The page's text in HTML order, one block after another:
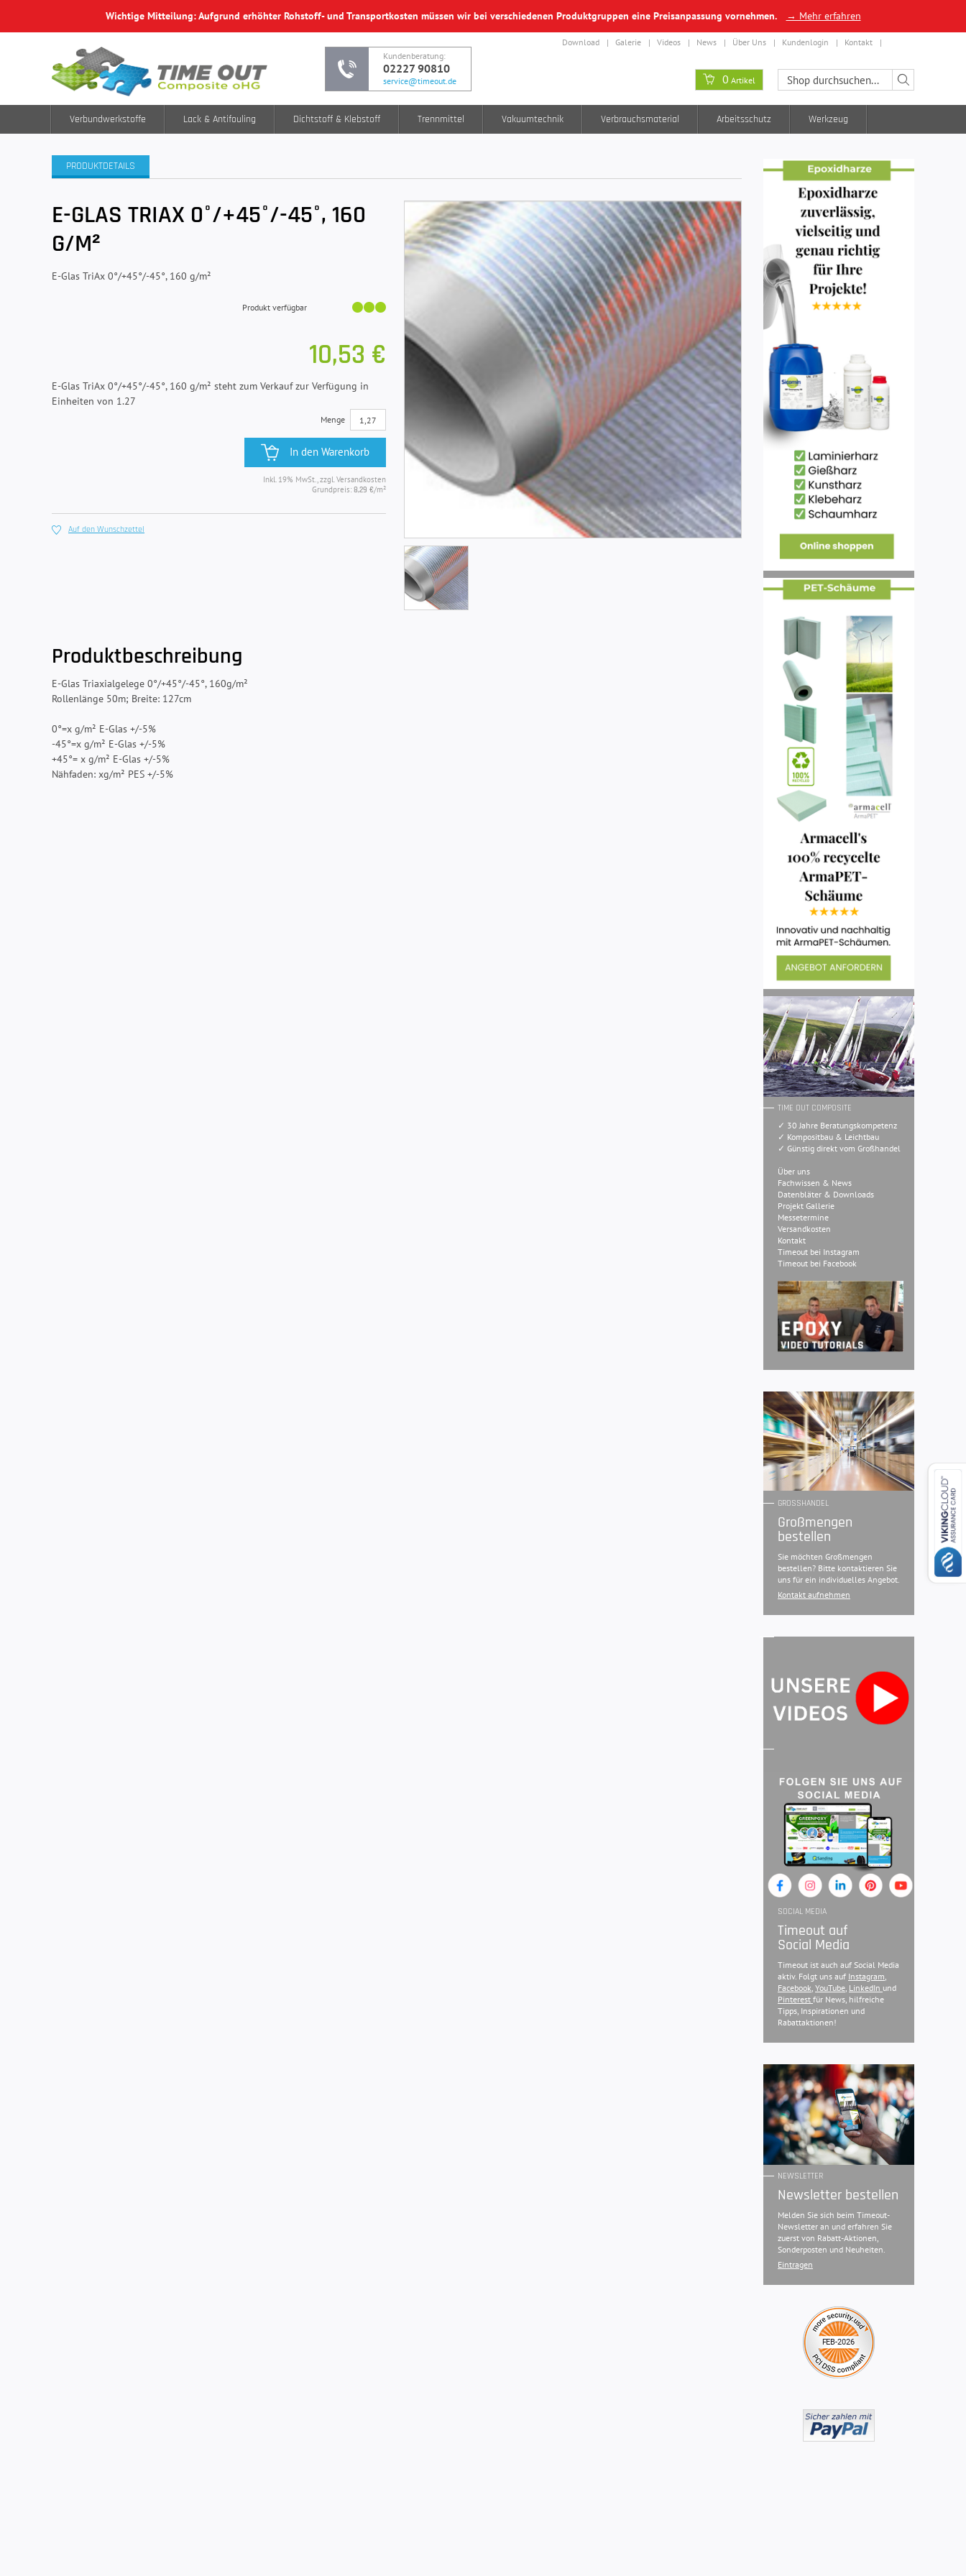
Wichtige Mitteilung: Aufgrund erhöhter Rohstoff- und Transportkosten müssen wir bei verschiedenen Produktgruppen eine Preisanpassung vornehmen. → Mehr erfahren
Kundenberatung:
02227 90810
service@timeout.de
Download Galerie Videos News Über Uns Kundenlogin Kontakt
0 Artikel
Verbundwerkstoffe Lack & Antifouling Dichtstoff & Klebstoff Trennmittel Vakuumtechnik Verbrauchsmaterial Arbeitsschutz Werkzeug
PRODUKTDETAILS
E-GLAS TRIAX 0°/+45°/-45°, 160
G/M²
E-Glas TriAx 0°/+45°/-45°, 160 g/m²
Produkt verfügbar
10,53 €
E-Glas TriAx 0°/+45°/-45°, 160 g/m² steht zum Verkauf zur Verfügung in
Einheiten von 1.27
Menge
In den Warenkorb
Inkl. 19% MwSt., zzgl. Versandkosten
Grundpreis: 8,29 €/m²
Auf den Wunschzettel
Produktbeschreibung
E-Glas Triaxialgelege 0°/+45°/-45°, 160g/m²
Rollenlänge 50m; Breite: 127cm
0°=x g/m² E-Glas +/-5%
-45°=x g/m² E-Glas +/-5%
+45°= x g/m² E-Glas +/-5%
Nähfaden: xg/m² PES +/-5%
TIME OUT COMPOSITE
✓ 30 Jahre Beratungskompetenz
✓ Kompositbau & Leichtbau
✓ Günstig direkt vom Großhandel
Über uns
Fachwissen & News
Datenbläter & Downloads
Projekt Gallerie
Messetermine
Versandkosten
Kontakt
Timeout bei Instagram
Timeout bei Facebook
GROSSHANDEL
Großmengen
bestellen
Sie möchten Großmengen
bestellen? Bitte kontaktieren Sie
uns für ein individuelles Angebot.
Kontakt aufnehmen
SOCIAL MEDIA
Timeout auf
Social Media
Timeout ist auch auf Social Media
aktiv. Folgt uns auf Instagram,
Facebook, YouTube, LinkedIn und
Pinterest für News, hilfreiche
Tipps, Inspirationen und
Rabattaktionen!
NEWSLETTER
Newsletter bestellen
Melden Sie sich beim Timeout-
Newsletter an und erfahren Sie
zuerst von Rabatt-Aktionen,
Sonderposten und Neuheiten.
Eintragen